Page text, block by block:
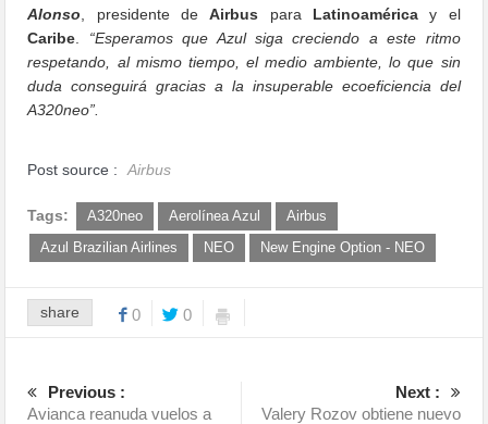
Alonso , presidente deAirbus para Latinoaméricay el
Caribe
“Esperamos que Azul siga creciendo a este ritmo
respetando, al mismo tiempo, el medio ambiente, lo que sin
duda conseguirá gracias a la insuperable ecoeficiencia del
A320neo”.
Post source : Airbus
Tags: A320neo Aerolínea Azul
Airbus
Azul Brazilian Airlines
NEO New Engine Option - NEO
share 0 0
Previous :
Avianca reanuda vuelos a
Next :
Valery Rozov obtiene nuevo